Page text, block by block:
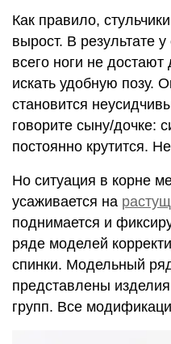
Как правило,
вырост. В результате
всего ноги не
искать удобную позу.
становится
говорите сыну/дочке:
постоянно крутится.
Но ситуация в корне
усаживается на
поднимается и
ряде моделей
спинки. Модельный
представлены
групп. Все